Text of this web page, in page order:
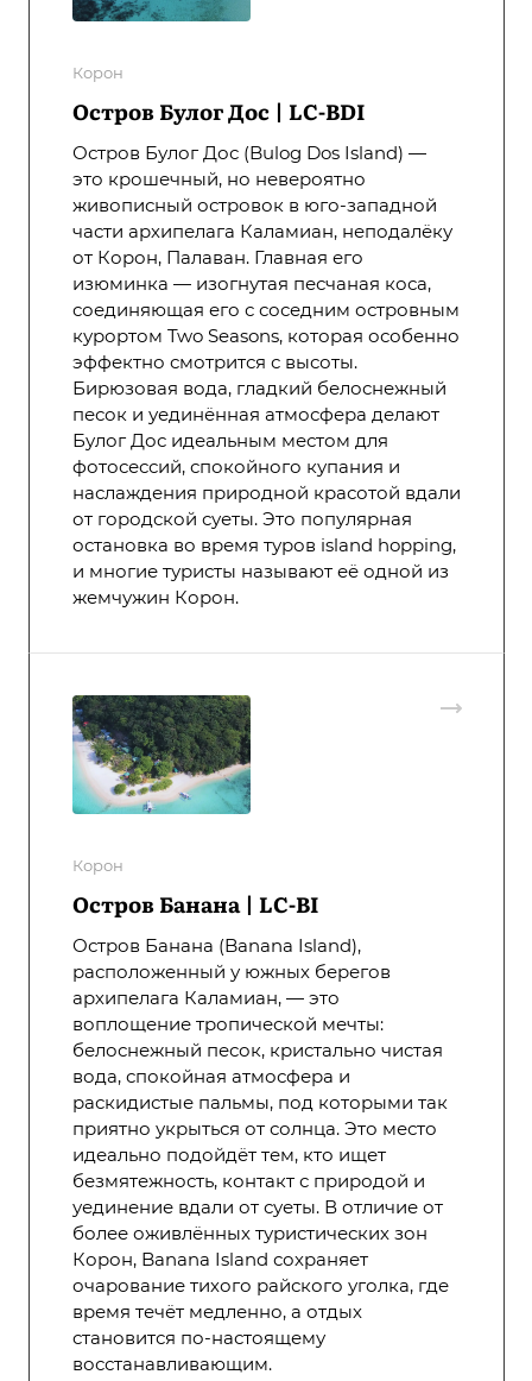
Корон
Остров Булог Дос | LC-BDI
Остров Булог Дос (Bulog Dos Island) —
это крошечный, но невероятно
живописный островок в юго-западной
части архипелага Каламиан, неподалёку
от Корон, Палаван. Главная его
изюминка — изогнутая песчаная коса,
соединяющая его с соседним островным
курортом Two Seasons, которая особенно
эффектно смотрится с высоты.
Бирюзовая вода, гладкий белоснежный
песок и уединённая атмосфера делают
Булог Дос идеальным местом для
фотосессий, спокойного купания и
наслаждения природной красотой вдали
от городской суеты. Это популярная
остановка во время туров island hopping,
и многие туристы называют её одной из
жемчужин Корон.
Корон
Остров Банана | LC-BI
Остров Банана (Banana Island),
расположенный у южных берегов
архипелага Каламиан, — это
воплощение тропической мечты:
белоснежный песок, кристально чистая
вода, спокойная атмосфера и
раскидистые пальмы, под которыми так
приятно укрыться от солнца. Это место
идеально подойдёт тем, кто ищет
безмятежность, контакт с природой и
уединение вдали от суеты. В отличие от
более оживлённых туристических зон
Корон, Banana Island сохраняет
очарование тихого райского уголка, где
время течёт медленно, а отдых
становится по-настоящему
восстанавливающим.